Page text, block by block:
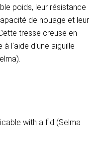
poids, leur résistance
de nouage et leur
tresse creuse en
l'aide d'une aiguille
with a fid (Selma